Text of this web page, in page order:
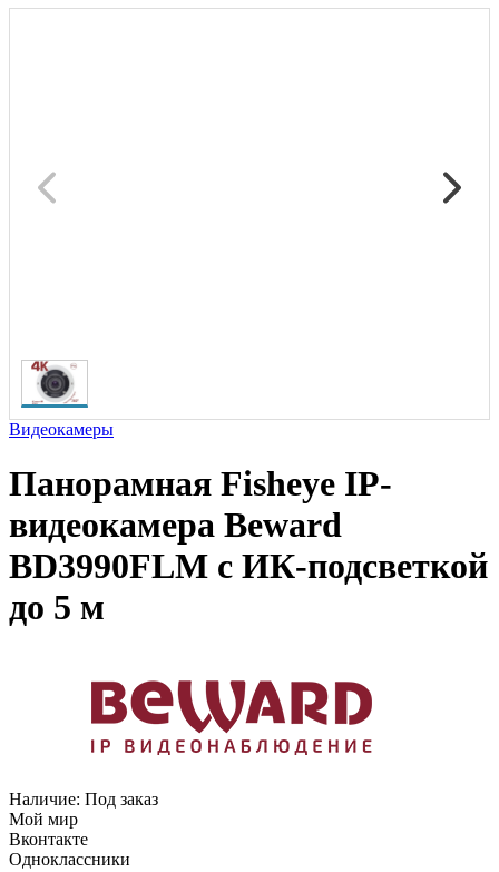
Видеокамеры
Панорамная Fisheye IP-
видеокамера Beward
BD3990FLM с ИК-подсветкой
до 5 м
Наличие: Под заказ
Мой мир
Вконтакте
Одноклассники